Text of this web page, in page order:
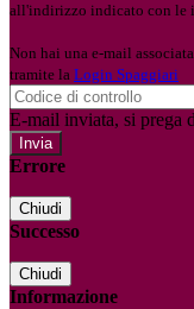
all'indirizzo indicato con le
Non hai una e-mail
tramite la Login Spaggiari
E-mail inviata, si prega
Errore
Chiudi
Successo
Chiudi
Informazione